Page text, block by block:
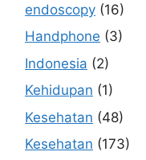
endoscopy (16)
Handphone (3)
Indonesia (2)
Kehidupan (1)
Kesehatan (48)
Kesehatan (173)